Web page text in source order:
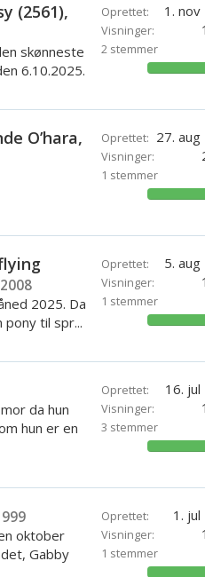
(2561),
skønneste
6.10.2025.
Oprettet: 1.
Visninger:
2 stemmer
O’hara, Oprettet: 27.
Visninger:
1 stemmer
2008
2025. Da
til spr...
Oprettet: 5.
Visninger:
1 stemmer
da hun
hun er en
Oprettet: 16.
Visninger:
3 stemmer
oktober
Gabby
Oprettet: 1.
Visninger:
1 stemmer